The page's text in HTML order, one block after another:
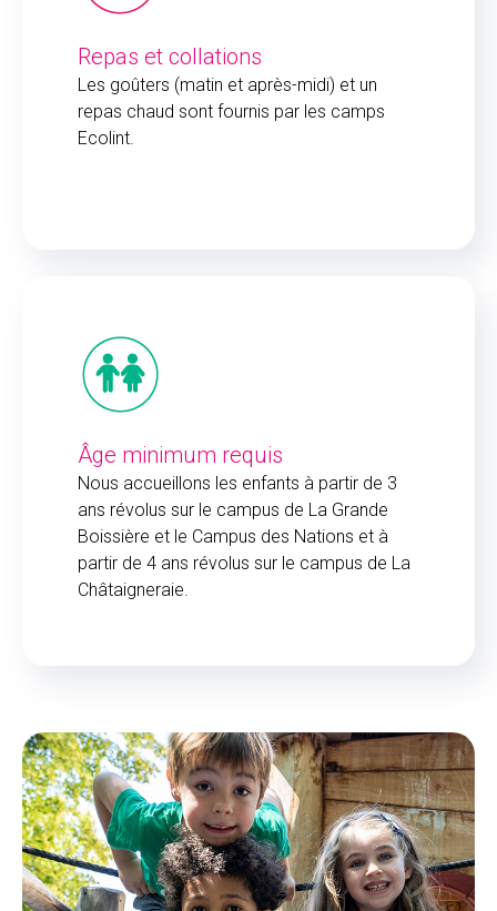
Repas et collations
Les goûters (matin et après-midi) et un
repas chaud sont fournis par les camps
Ecolint.
Âge minimum requis
Nous accueillons les enfants à partir de 3
ans révolus sur le campus de La Grande
Boissière et le Campus des Nations et à
partir de 4 ans révolus sur le campus de La
Châtaigneraie.